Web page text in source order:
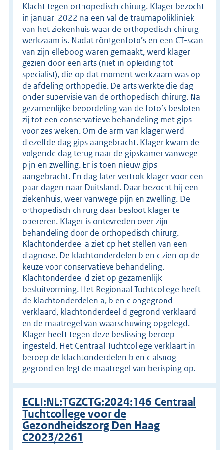
Klacht tegen orthopedisch chirurg. Klager bezocht
in januari 2022 na een val de traumapolikliniek
van het ziekenhuis waar de orthopedisch chirurg
werkzaam is. Nadat röntgenfoto’s en een CT-scan
van zijn elleboog waren gemaakt, werd klager
gezien door een arts (niet in opleiding tot
specialist), die op dat moment werkzaam was op
de afdeling orthopedie. De arts werkte die dag
onder supervisie van de orthopedisch chirurg. Na
gezamenlijke beoordeling van de foto’s besloten
zij tot een conservatieve behandeling met gips
voor zes weken. Om de arm van klager werd
diezelfde dag gips aangebracht. Klager kwam de
volgende dag terug naar de gipskamer vanwege
pijn en zwelling. Er is toen nieuw gips
aangebracht. En dag later vertrok klager voor een
paar dagen naar Duitsland. Daar bezocht hij een
ziekenhuis, weer vanwege pijn en zwelling. De
orthopedisch chirurg daar besloot klager te
opereren. Klager is ontevreden over zijn
behandeling door de orthopedisch chirurg.
Klachtonderdeel a ziet op het stellen van een
diagnose. De klachtonderdelen b en c zien op de
keuze voor conservatieve behandeling.
Klachtonderdeel d ziet op gezamenlijk
besluitvorming. Het Regionaal Tuchtcollege heeft
de klachtonderdelen a, b en c ongegrond
verklaard, klachtonderdeel d gegrond verklaard
en de maatregel van waarschuwing opgelegd.
Klager heeft tegen deze beslissing beroep
ingesteld. Het Centraal Tuchtcollege verklaart in
beroep de klachtonderdelen b en c alsnog
gegrond en legt de maatregel van berisping op.
ECLI:NL:TGZCTG:2024:146 Centraal
Tuchtcollege voor de
Gezondheidszorg Den Haag
C2023/2261